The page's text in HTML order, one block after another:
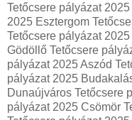
Tetőcsere pályázat
2025 Esztergom
Tetőcsere pályázat
Gödöllő Tetőcsere
pályázat 2025 Aszód
pályázat 2025
Dunaújváros Tetőcsere
pályázat 2025 Csömör